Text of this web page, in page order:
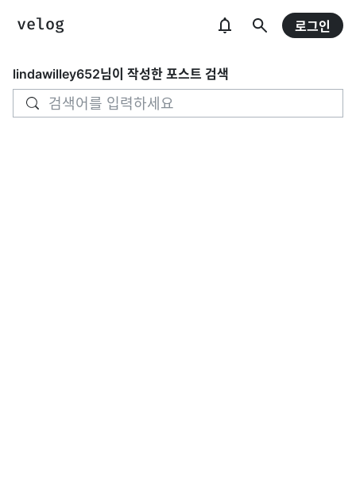
로그인
lindawilley652님이 작성한 포스트 검색